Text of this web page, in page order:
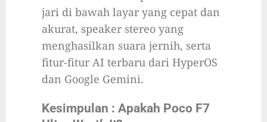
jari di bawah layar yang cepat dan
akurat, speaker stereo yang
menghasilkan suara jernih, serta
fitur-fitur AI terbaru dari HyperOS
dan Google Gemini.
Kesimpulan : Apakah Poco F7